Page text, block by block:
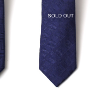
SOLD OUT